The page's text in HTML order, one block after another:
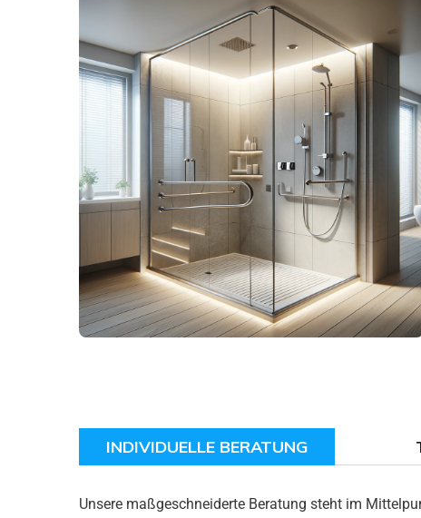
INDIVIDUELLE BERATUNG
Unsere maßgeschneiderte Beratung steht im